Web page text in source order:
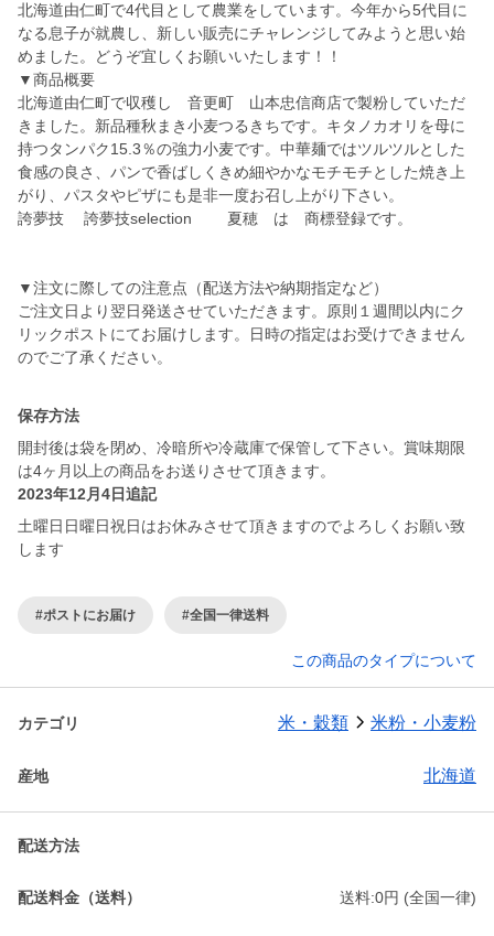
北海道由仁町で4代目として農業をしています。今年から5代目に
なる息子が就農し、新しい販売にチャレンジしてみようと思い始
めました。どうぞ宜しくお願いいたします！！
▼商品概要
北海道由仁町で収穫し 音更町 山本忠信商店で製粉していただ
きました。新品種秋まき小麦つるきちです。キタノカオリを母に
持つタンパク15.3％の強力小麦です。中華麺ではツルツルとした
食感の良さ、パンで香ばしくきめ細やかなモチモチとした焼き上
がり、パスタやピザにも是非一度お召し上がり下さい。
誇夢技 誇夢技selection 夏穂 は 商標登録です。
▼注文に際しての注意点（配送方法や納期指定など）
ご注文日より翌日発送させていただきます。原則１週間以内にク
リックポストにてお届けします。日時の指定はお受けできません
のでご了承ください。
保存方法
開封後は袋を閉め、冷暗所や冷蔵庫で保管して下さい。賞味期限
は4ヶ月以上の商品をお送りさせて頂きます。
2023年12月4日追記
土曜日日曜日祝日はお休みさせて頂きますのでよろしくお願い致
します
#ポストにお届け #全国一律送料
この商品のタイプについて
カテゴリ 米・穀類 米粉・小麦粉
産地 北海道
配送方法
配送料金（送料） 送料:0円 (全国一律)